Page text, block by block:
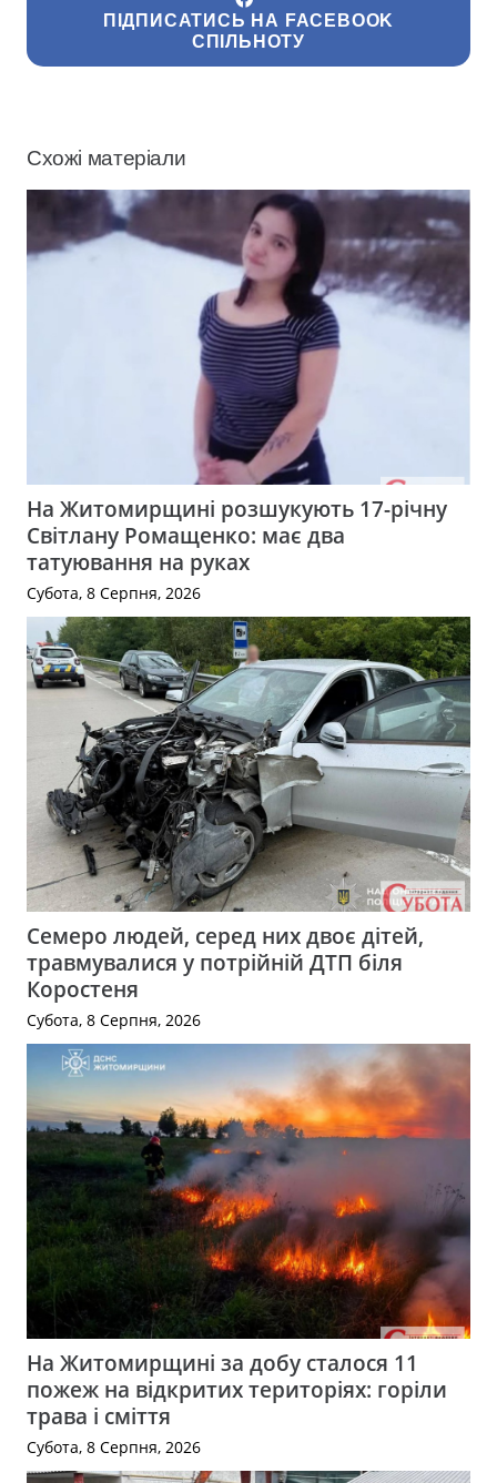
ПІДПИСАТИСЬ НА FACEBOOK
СПІЛЬНОТУ
Схожі матеріали
На Житомирщині розшукують 17-річну
Світлану Ромащенко: має два
татуювання на руках
Субота, 8 Серпня, 2026
Семеро людей, серед них двоє дітей,
травмувалися у потрійній ДТП біля
Коростеня
Субота, 8 Серпня, 2026
На Житомирщині за добу сталося 11
пожеж на відкритих територіях: горіли
трава і сміття
Субота, 8 Серпня, 2026